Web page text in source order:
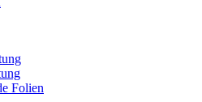
Folien